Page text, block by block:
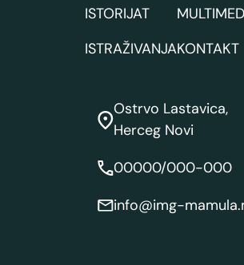
ISTORIJAT
ISTRAŽIVANJAKONTAKT
Ostrvo Lastavica,
Herceg Novi
00000/000-000
info@img-